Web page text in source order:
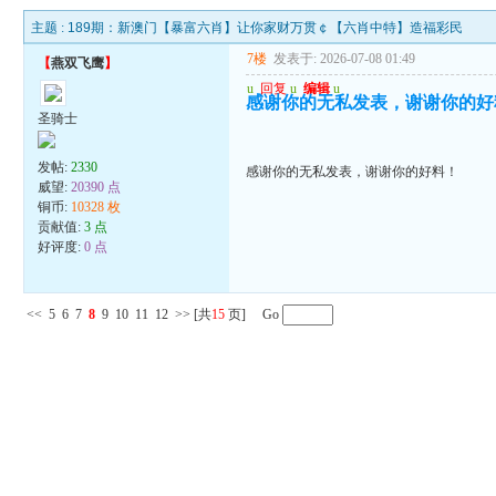
主题 : 189期：新澳门【暴富六肖】让你家财万贯￠【六肖中特】造福彩民
【燕双飞鹰】
圣骑士
发帖:2330
威望:20390 点
铜币: 10328 枚
贡献值:3 点
好评度:0 点
7楼 发表于: 2026-07-08 01:49
u 回复 u 编辑 u
感谢你的无私发表，谢谢你的
感谢你的无私发表，谢谢你的好料！
<< 5 6 7 8 9 10 11 12 >> [共15 页] Go